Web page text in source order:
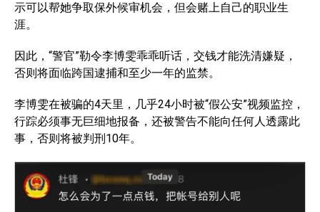
示可以帮她争取保外候审机会，但会赌上自己的职业生
涯。
因此，“警官”勒令李博雯乖乖听话，交钱才能洗清嫌疑，
否则将面临跨国逮捕和至少一年的监禁。
李博雯在被骗的4天里，几乎24小时被“假公安”视频监控，
行踪必须事无巨细地报备，还被警告不能向任何人透露此
事，否则将被判刑10年。